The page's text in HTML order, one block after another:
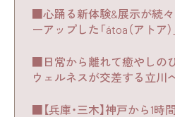
■心踊る新体験&展示が続々
ーアップした「átoa（アトア）
■日常から離れて癒やしの
ウェルネスが交差する立川
■【兵庫・三木】神戸から1時